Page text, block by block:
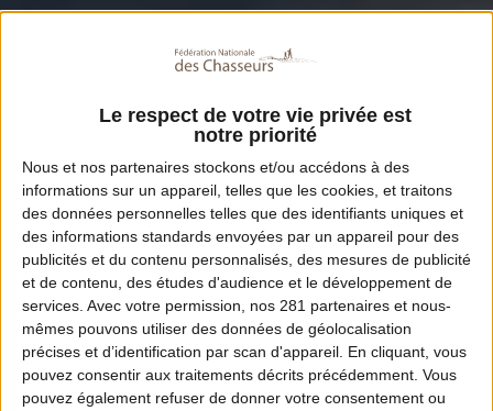
Le respect de votre vie privée est
notre priorité
Nous et nos partenaires stockons et/ou accédons à des
informations sur un appareil, telles que les cookies, et traitons
des données personnelles telles que des identifiants uniques et
des informations standards envoyées par un appareil pour des
publicités et du contenu personnalisés, des mesures de publicité
et de contenu, des études d'audience et le développement de
services. Avec votre permission, nos 281 partenaires et nous-
mêmes pouvons utiliser des données de géolocalisation
précises et d’identification par scan d'appareil. En cliquant, vous
pouvez consentir aux traitements décrits précédemment. Vous
pouvez également refuser de donner votre consentement ou